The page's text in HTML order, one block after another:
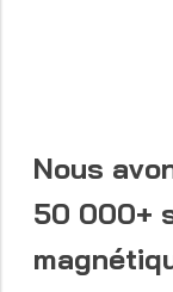
Nous
50 000+